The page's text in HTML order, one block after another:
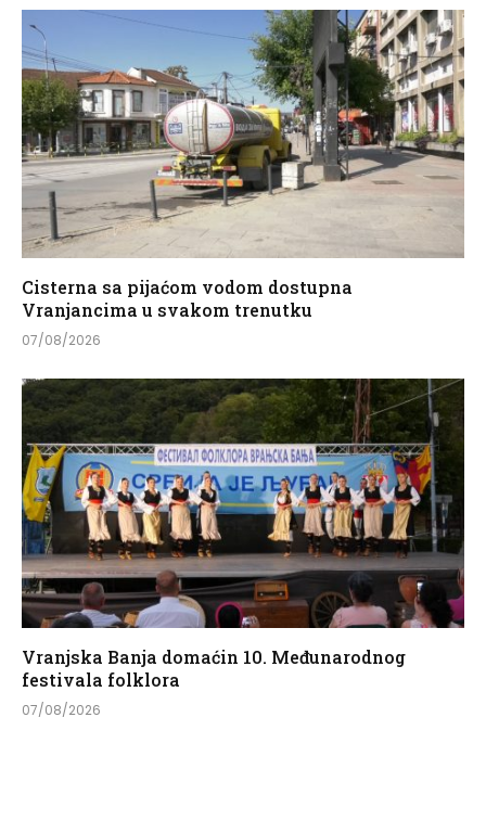
Cisterna sa pijaćom vodom dostupna
Vranjancima u svakom trenutku
07/08/2026
Vranjska Banja domaćin 10. Međunarodnog
festivala folklora
07/08/2026